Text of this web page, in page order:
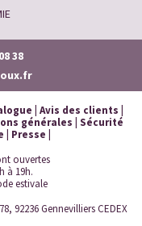
38
Avis des clients
générales Sécurité
Presse
ouvertes
à 19h.
estivale
92236 Gennevilliers CEDEX